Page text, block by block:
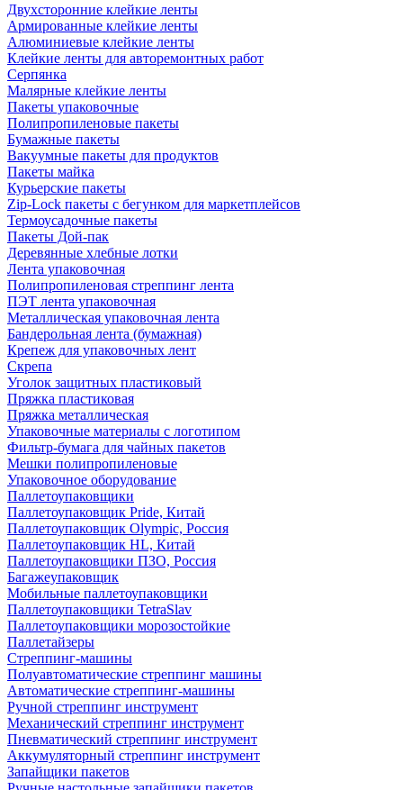
Двухсторонние клейкие ленты
Армированные клейкие ленты
Алюминиевые клейкие ленты
Клейкие ленты для авторемонтных работ
Серпянка
Малярные клейкие ленты
Пакеты упаковочные
Полипропиленовые пакеты
Бумажные пакеты
Вакуумные пакеты для продуктов
Пакеты майка
Курьерские пакеты
Zip-Lock пакеты с бегунком для маркетплейсов
Термоусадочные пакеты
Пакеты Дой-пак
Деревянные хлебные лотки
Лента упаковочная
Полипропиленовая стреппинг лента
ПЭТ лента упаковочная
Металлическая упаковочная лента
Бандерольная лента (бумажная)
Крепеж для упаковочных лент
Скрепа
Уголок защитных пластиковый
Пряжка пластиковая
Пряжка металлическая
Упаковочные материалы с логотипом
Фильтр-бумага для чайных пакетов
Мешки полипропиленовые
Упаковочное оборудование
Паллетоупаковщики
Паллетоупаковщик Pride, Китай
Паллетоупаковщик Olympic, Россия
Паллетоупаковщик HL, Китай
Паллетоупаковщики ПЗО, Россия
Багажеупаковщик
Мобильные паллетоупаковщики
Паллетоупаковщики TetraSlav
Паллетоупаковщики морозостойкие
Паллетайзеры
Стреппинг-машины
Полуавтоматические стреппинг машины
Автоматические стреппинг-машины
Ручной стреппинг инструмент
Механический стреппинг инструмент
Пневматический стреппинг инструмент
Аккумуляторный стреппинг инструмент
Запайщики пакетов